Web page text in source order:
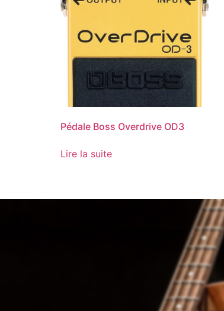
Pédale Boss Overdrive OD3
Lire la suite